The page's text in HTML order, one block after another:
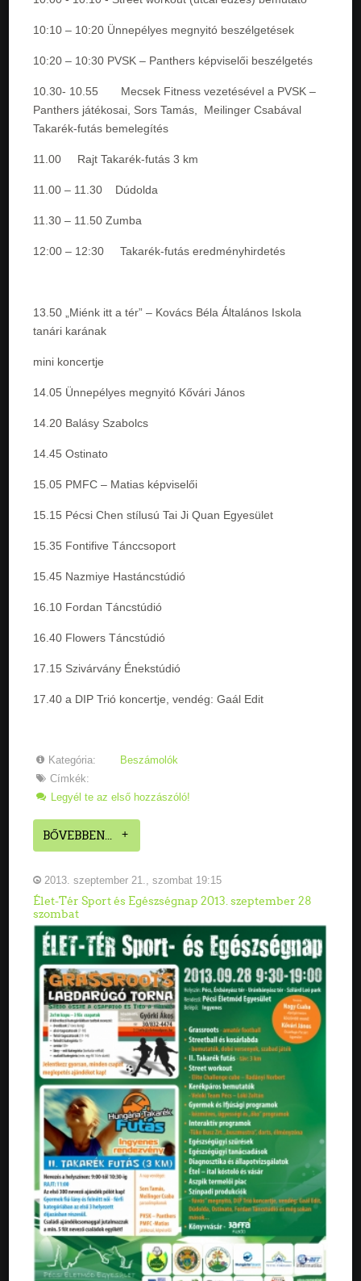
10:10 – 10:20 Ünnepélyes megnyitó beszélgetések
10:20 – 10:30 PVSK – Panthers képviselői beszélgetés
10.30- 10.55 Mecsek Fitness vezetésével a PVSK –
Panthers játékosai, Sors Tamás, Meilinger Csabával
Takarék-futás bemelegítés
11.00 Rajt Takarék-futás 3 km
11.00 – 11.30 Dúdolda
11.30 – 11.50 Zumba
12:00 – 12:30 Takarék-futás eredményhirdetés
13.50 „Miénk itt a tér” – Kovács Béla Általános Iskola
tanári karának
mini koncertje
14.05 Ünnepélyes megnyitó Kővári János
14.20 Balásy Szabolcs
14.45 Ostinato
15.05 PMFC – Matias képviselői
15.15 Pécsi Chen stílusú Tai Ji Quan Egyesület
15.35 Fontifive Tánccsoport
15.45 Nazmiye Hastáncstúdió
16.10 Fordan Táncstúdió
16.40 Flowers Táncstúdió
17.15 Szivárvány Énekstúdió
17.40 a DIP Trió koncertje, vendég: Gaál Edit
Kategória:
Beszámolók
Címkék:
Legyél te az első hozzászóló!
BŐVEBBEN...
2013. szeptember 21., szombat 19:15
Élet-Tér Sport és Egészségnap 2013. szeptember 28
szombat